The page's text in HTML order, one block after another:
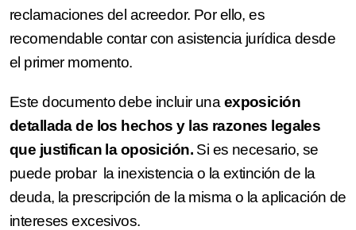
reclamaciones del acreedor. Por ello, es
recomendable contar con asistencia jurídica desde
el primer momento.
Este documento debe incluir una exposición
detallada de los hechos y las razones legales
que justifican la oposición. Si es necesario, se
puede probar la inexistencia o la extinción de la
deuda, la prescripción de la misma o la aplicación de
intereses excesivos.